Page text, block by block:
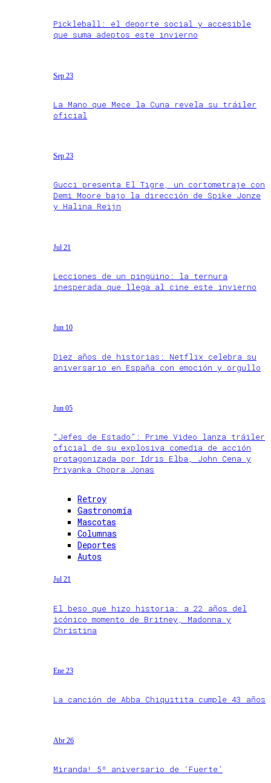
Pickleball: el deporte social y accesible
que suma adeptos este invierno
Sep 23
La Mano que Mece la Cuna revela su tráiler
oficial
Sep 23
Gucci presenta El Tigre, un cortometraje con
Demi Moore bajo la dirección de Spike Jonze
y Halina Reijn
Jul 21
Lecciones de un pingüino: la ternura
inesperada que llega al cine este invierno
Jun 10
Diez años de historias: Netflix celebra su
aniversario en España con emoción y orgullo
Jun 05
“Jefes de Estado”: Prime Video lanza tráiler
oficial de su explosiva comedia de acción
protagonizada por Idris Elba, John Cena y
Priyanka Chopra Jonas
Retroy
Gastronomía
Mascotas
Columnas
Deportes
Autos
Jul 21
El beso que hizo historia: a 22 años del
icónico momento de Britney, Madonna y
Christina
Ene 23
La canción de Abba Chiquitita cumple 43 años
Abr 26
Miranda! 5º aniversario de ‘Fuerte’